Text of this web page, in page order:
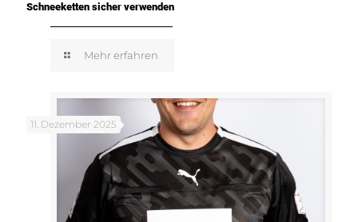
Schneeketten sicher verwenden
Mehr erfahren
11. Dezember 2025